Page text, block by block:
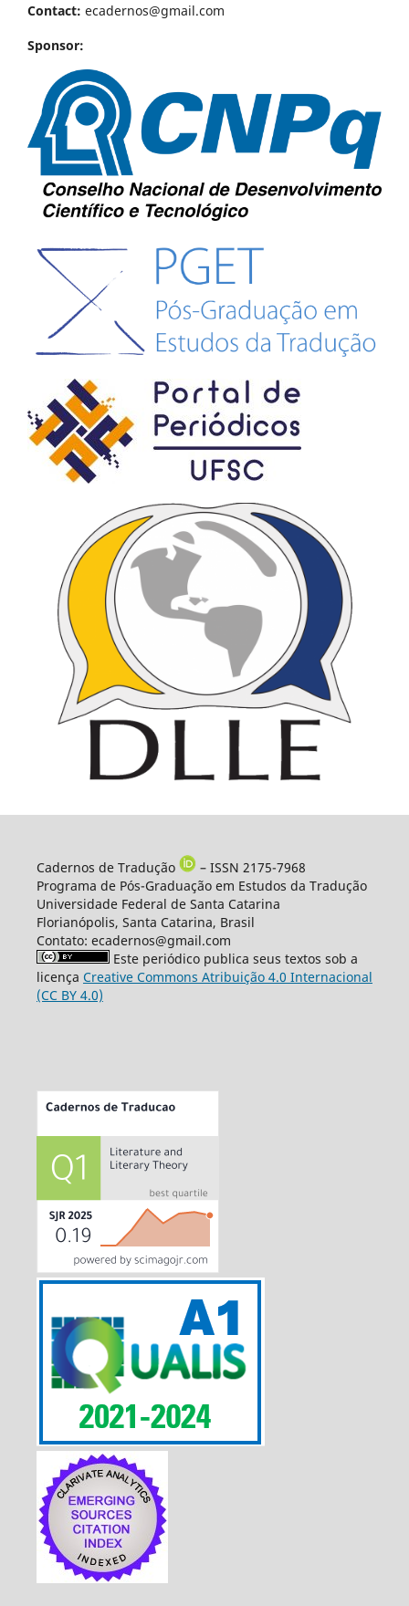
Contact: ecadernos@gmail.com
Sponsor:
Cadernos de Tradução
– ISSN 2175-7968
Programa de Pós-Graduação em Estudos da Tradução
Universidade Federal de Santa Catarina
Florianópolis, Santa Catarina, Brasil
Contato: ecadernos@gmail.com
Este periódico publica seus textos sob a
licença Creative Commons Atribuição 4.0 Internacional
(CC BY 4.0)